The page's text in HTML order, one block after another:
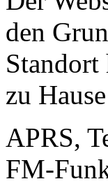
den
Standort
zu
APRS,
FM-